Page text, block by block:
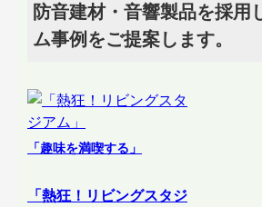
防音建材・音響製品を採用
ム事例をご提案します。
「趣味を満喫する」
「熱狂！リビングスタジ